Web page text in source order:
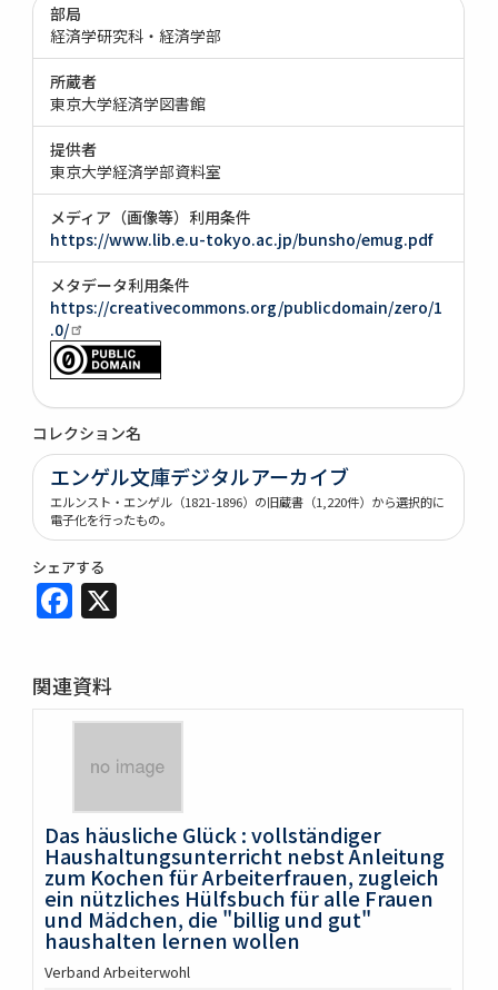
部局
経済学研究科・経済学部
所蔵者
東京大学経済学図書館
提供者
東京大学経済学部資料室
メディア（画像等）利用条件
https://www.lib.e.u-tokyo.ac.jp/bunsho/emug.pdf
メタデータ利用条件
https://creativecommons.org/publicdomain/zero/1
.0/
コレクション名
エンゲル文庫デジタルアーカイブ
エルンスト・エンゲル（1821-1896）の旧蔵書（1,220件）から選択的に
電子化を行ったもの。
シェアする
Facebook
関連資料
Das häusliche Glück : vollständiger
Haushaltungsunterricht nebst Anleitung
zum Kochen für Arbeiterfrauen, zugleich
ein nützliches Hülfsbuch für alle Frauen
und Mädchen, die "billig und gut"
haushalten lernen wollen
Verband Arbeiterwohl